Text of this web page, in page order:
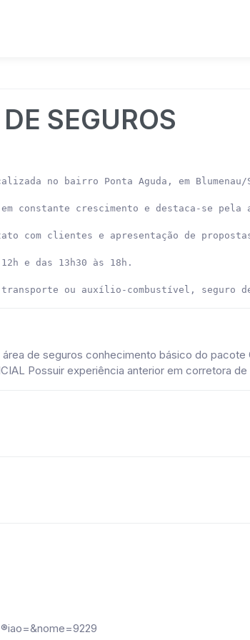
SEGUROS
no bairro Ponta Aguda, em Blumenau/
em constante crescimento e destaca-se
com clientes e apresentação de
e das 13h30 às 18h.
transporte ou auxílio-combustível,
de seguros conhecimento básico do
Possuir experiência anterior em corretora